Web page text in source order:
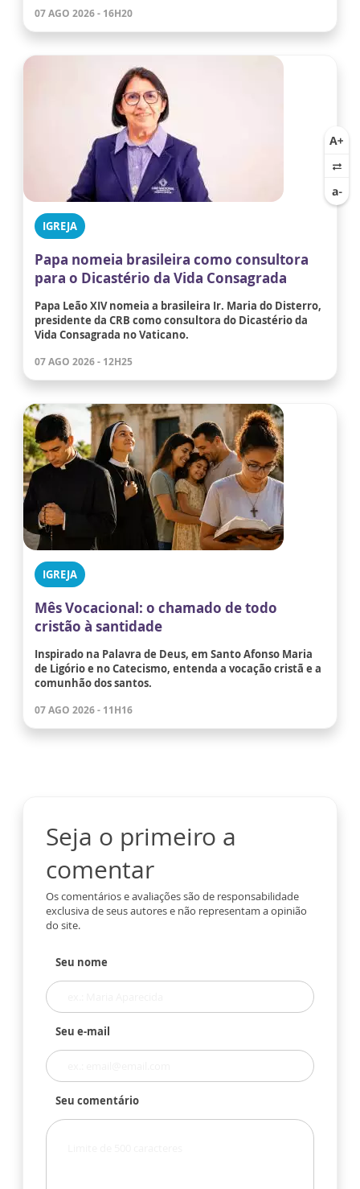
07 AGO 2026 - 16H20
IGREJA
Papa nomeia brasileira como consultora
para o Dicastério da Vida Consagrada
Papa Leão XIV nomeia a brasileira Ir. Maria do Disterro,
presidente da CRB como consultora do Dicastério da
Vida Consagrada no Vaticano.
07 AGO 2026 - 12H25
IGREJA
Mês Vocacional: o chamado de todo
cristão à santidade
Inspirado na Palavra de Deus, em Santo Afonso Maria
de Ligório e no Catecismo, entenda a vocação cristã e a
comunhão dos santos.
07 AGO 2026 - 11H16
Seja o primeiro a
comentar
Os comentários e avaliações são de responsabilidade
exclusiva de seus autores e não representam a opinião
do site.
Seu nome
Seu e-mail
Seu comentário